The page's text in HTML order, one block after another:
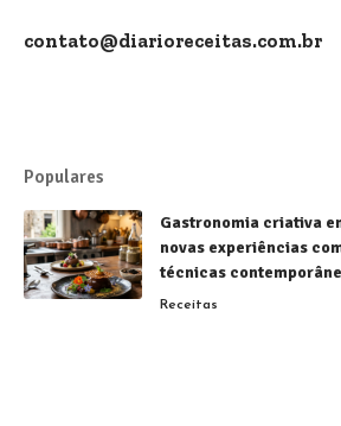
contato@diarioreceitas.com.br
Populares
Gastronomia criativa
novas experiências
técnicas
Receitas